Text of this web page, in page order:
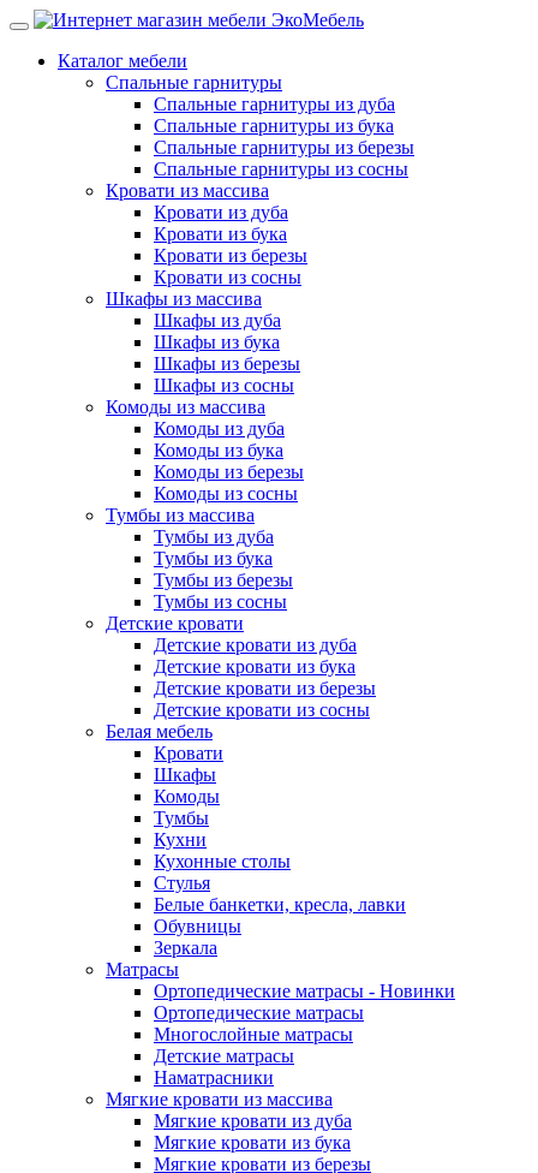
Каталог мебели
Спальные гарнитуры
Спальные гарнитуры из дуба
Спальные гарнитуры из бука
Спальные гарнитуры из березы
Спальные гарнитуры из сосны
Кровати из массива
Кровати из дуба
Кровати из бука
Кровати из березы
Кровати из сосны
Шкафы из массива
Шкафы из дуба
Шкафы из бука
Шкафы из березы
Шкафы из сосны
Комоды из массива
Комоды из дуба
Комоды из бука
Комоды из березы
Комоды из сосны
Тумбы из массива
Тумбы из дуба
Тумбы из бука
Тумбы из березы
Тумбы из сосны
Детские кровати
Детские кровати из дуба
Детские кровати из бука
Детские кровати из березы
Детские кровати из сосны
Белая мебель
Кровати
Шкафы
Комоды
Тумбы
Кухни
Кухонные столы
Стулья
Белые банкетки, кресла, лавки
Обувницы
Зеркала
Матрасы
Ортопедические матрасы - Новинки
Ортопедические матрасы
Многослойные матрасы
Детские матрасы
Наматрасники
Мягкие кровати из массива
Мягкие кровати из дуба
Мягкие кровати из бука
Мягкие кровати из березы